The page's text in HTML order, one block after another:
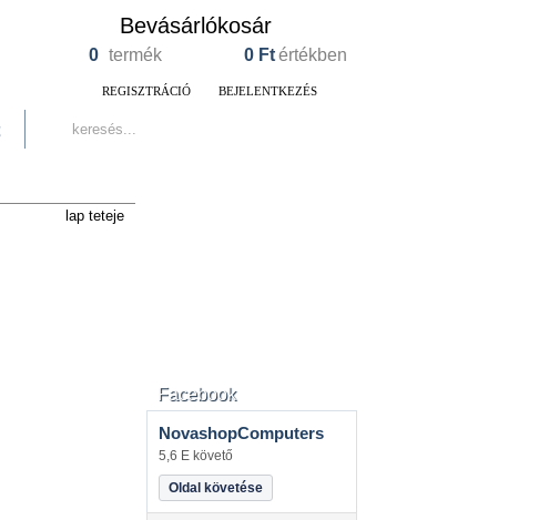
Bevásárlókosár
0 termék 0 Ftértékben
REGISZTRÁCIÓ BEJELENTKEZÉS
lap teteje
Facebook
NovashopComputers
5,6 E követő
Oldal követése